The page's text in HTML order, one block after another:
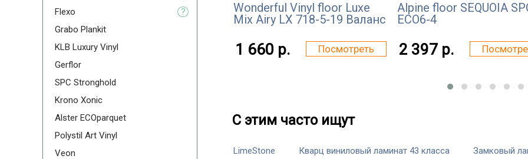
Wonderful Vinyl floor Luxe
Mix Airy LX 718-5-19 Валанс
1 660 р. Посмотреть
Alpine floor SEQUOIA
ЕСО6-4
2 397 р.
С этим часто ищут
LimeStone Кварц виниловый ламинат 43 класса Замковый
Flexо
?
Grabo Plankit
KLB Luxury Vinyl
Gerflor
SPC Stronghold
Krono Xonic
Alster ECOparquet
Polystil Art Vinyl
Veon